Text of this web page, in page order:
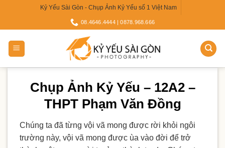
content
Kỷ Yếu Sài Gòn - Chụp Ảnh Kỷ Yếu số 1 Việt Nam
08.4646.4444 | 0878.968.666
Chụp Ảnh Kỷ Yếu – 12A2 –
THPT Phạm Văn Đồng
Chúng ta đã từng vội vã mong được rời khỏi ngôi
trường này, vội vã mong được ùa vào đời để trở